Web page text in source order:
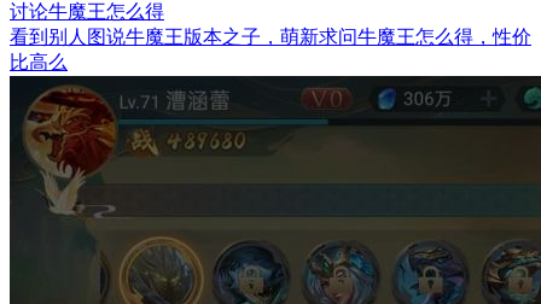
讨论牛魔王怎么得
看到别人图说牛魔王版本之子，萌新求问牛魔王怎么得，性价
比高么